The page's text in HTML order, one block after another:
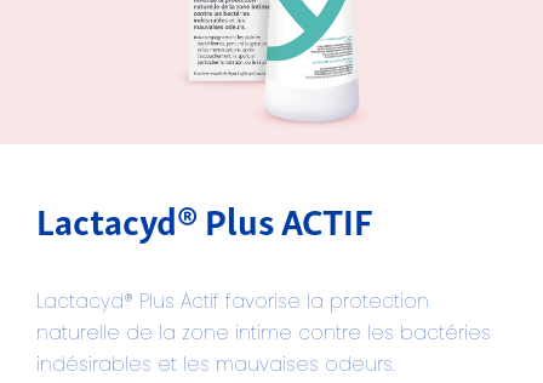
Lactacyd® Plus ACTIF
Lactacyd® Plus Actif favorise la protection
naturelle de la zone intime contre les bactéries
indésirables et les mauvaises odeurs.